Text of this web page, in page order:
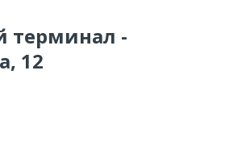
терминал -
12